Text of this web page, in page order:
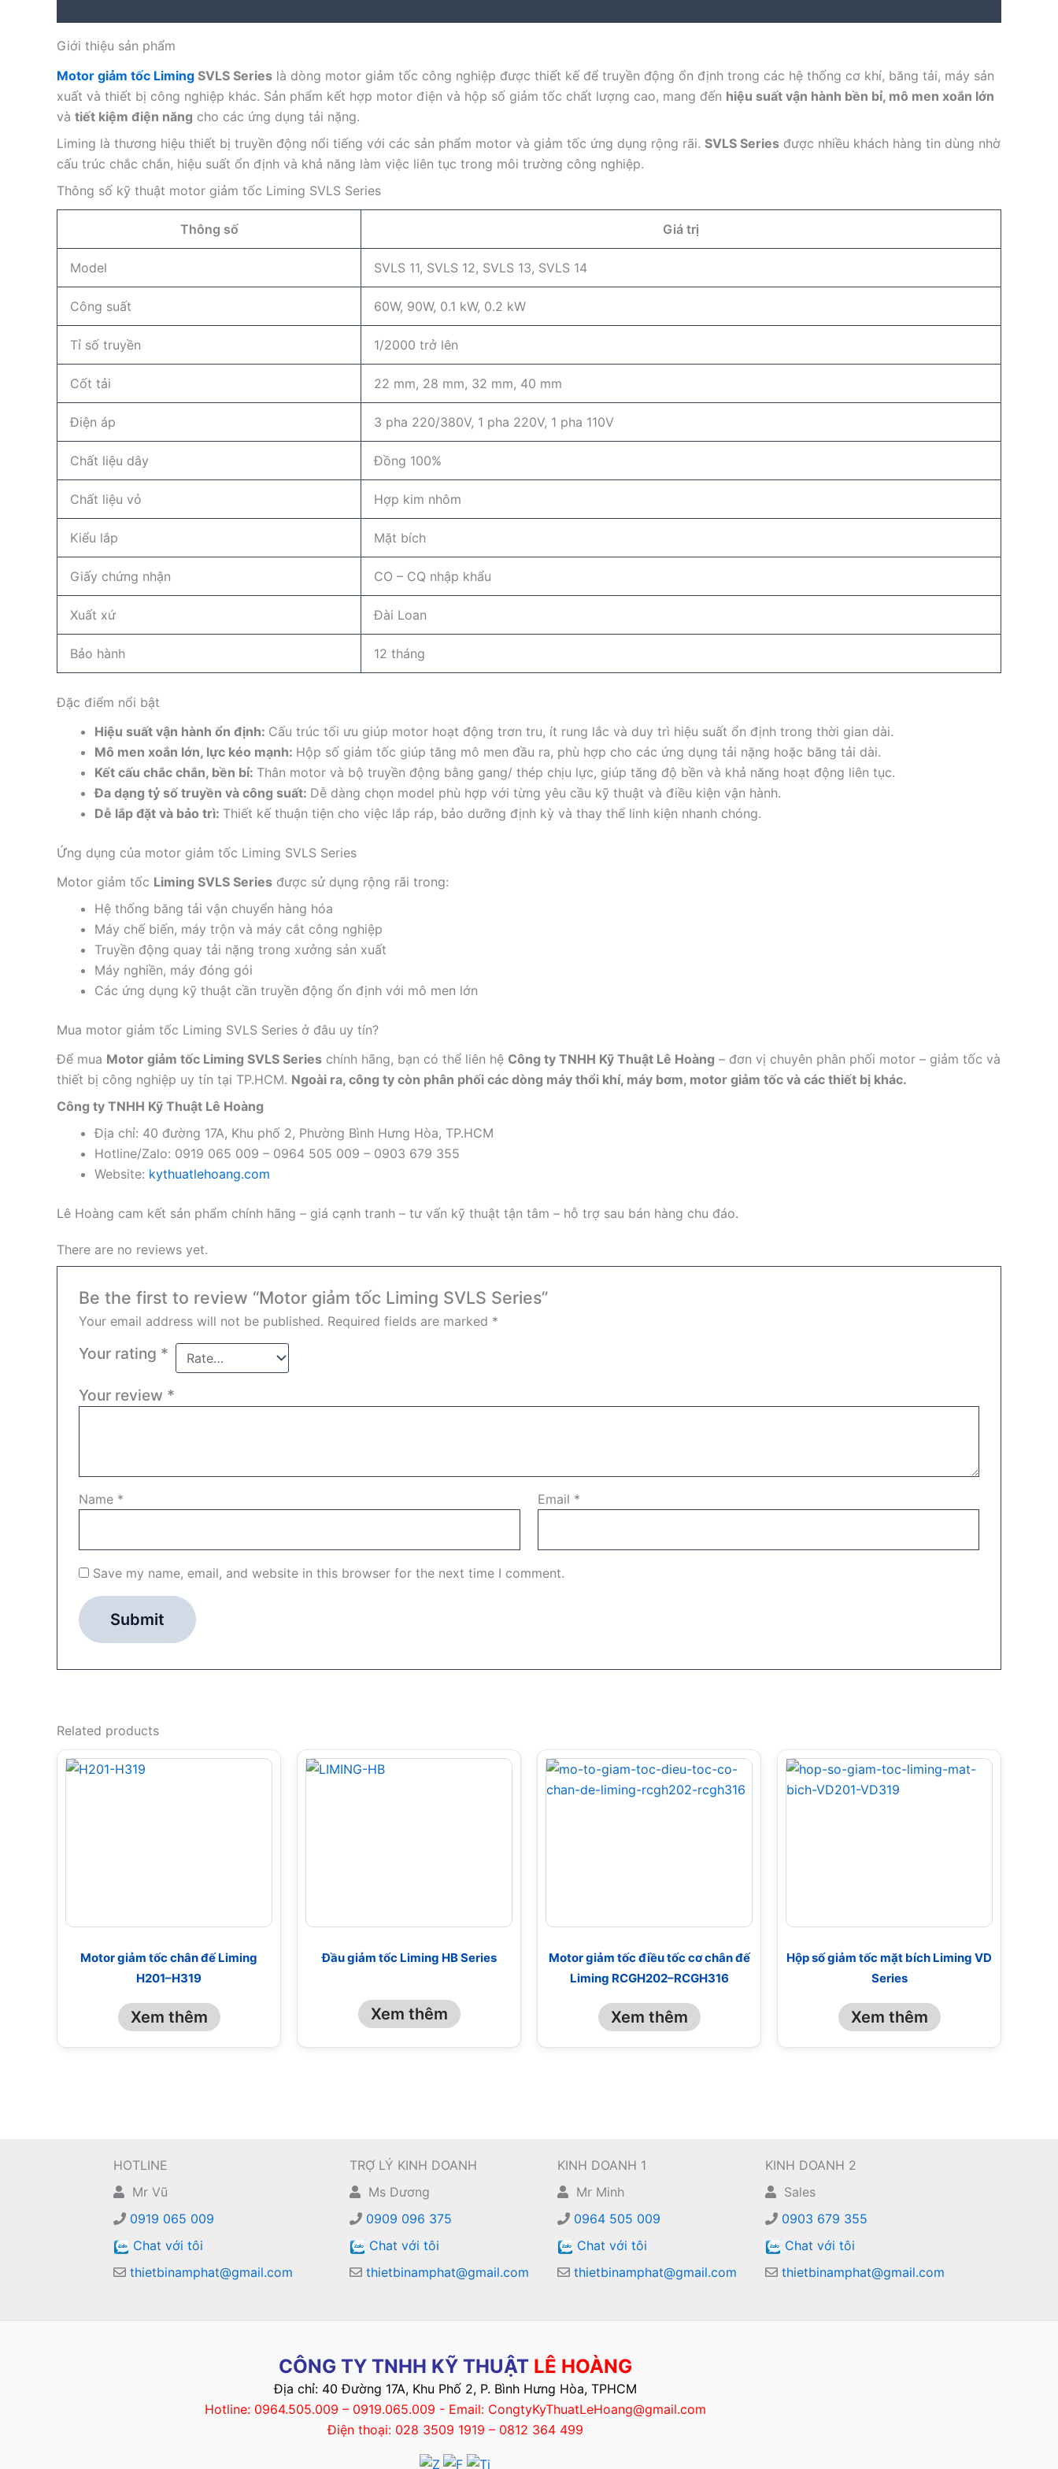
Giới thiệu sản phẩm
Motor giảm tốc Liming SVLS Series là dòng motor giảm tốc công nghiệp được thiết kế để truyền động ổn định trong các hệ thống cơ khí, băng tải, máy sản
xuất và thiết bị công nghiệp khác. Sản phẩm kết hợp motor điện và hộp số giảm tốc chất lượng cao, mang đến hiệu suất vận hành bền bỉ, mô men xoắn lớn
và tiết kiệm điện năng cho các ứng dụng tải nặng.
Liming là thương hiệu thiết bị truyền động nổi tiếng với các sản phẩm motor và giảm tốc ứng dụng rộng rãi. SVLS Series được nhiều khách hàng tin dùng nhờ
cấu trúc chắc chắn, hiệu suất ổn định và khả năng làm việc liên tục trong môi trường công nghiệp.
Thông số kỹ thuật motor giảm tốc Liming SVLS Series
Thông số Giá trị
Model SVLS 11, SVLS 12, SVLS 13, SVLS 14
Công suất 60W, 90W, 0.1 kW, 0.2 kW
Tỉ số truyền 1/2000 trở lên
Cốt tải 22 mm, 28 mm, 32 mm, 40 mm
Điện áp 3 pha 220/380V, 1 pha 220V, 1 pha 110V
Chất liệu dây Đồng 100%
Chất liệu vỏ Hợp kim nhôm
Kiểu lắp Mặt bích
Giấy chứng nhận CO – CQ nhập khẩu
Xuất xứ Đài Loan
Bảo hành 12 tháng
Đặc điểm nổi bật
Hiệu suất vận hành ổn định: Cấu trúc tối ưu giúp motor hoạt động trơn tru, ít rung lắc và duy trì hiệu suất ổn định trong thời gian dài.
Mô men xoắn lớn, lực kéo mạnh: Hộp số giảm tốc giúp tăng mô men đầu ra, phù hợp cho các ứng dụng tải nặng hoặc băng tải dài.
Kết cấu chắc chắn, bền bỉ: Thân motor và bộ truyền động bằng gang/ thép chịu lực, giúp tăng độ bền và khả năng hoạt động liên tục.
Đa dạng tỷ số truyền và công suất: Dễ dàng chọn model phù hợp với từng yêu cầu kỹ thuật và điều kiện vận hành.
Dễ lắp đặt và bảo trì: Thiết kế thuận tiện cho việc lắp ráp, bảo dưỡng định kỳ và thay thế linh kiện nhanh chóng.
Ứng dụng của motor giảm tốc Liming SVLS Series
Motor giảm tốc Liming SVLS Series được sử dụng rộng rãi trong:
Hệ thống băng tải vận chuyển hàng hóa
Máy chế biến, máy trộn và máy cắt công nghiệp
Truyền động quay tải nặng trong xưởng sản xuất
Máy nghiền, máy đóng gói
Các ứng dụng kỹ thuật cần truyền động ổn định với mô men lớn
Mua motor giảm tốc Liming SVLS Series ở đâu uy tín?
Để mua Motor giảm tốc Liming SVLS Series chính hãng, bạn có thể liên hệ Công ty TNHH Kỹ Thuật Lê Hoàng – đơn vị chuyên phân phối motor – giảm tốc và
thiết bị công nghiệp uy tín tại TP.HCM. Ngoài ra, công ty còn phân phối các dòng máy thổi khí, máy bơm, motor giảm tốc và các thiết bị khác.
Công ty TNHH Kỹ Thuật Lê Hoàng
Địa chỉ: 40 đường 17A, Khu phố 2, Phường Bình Hưng Hòa, TP.HCM
Hotline/Zalo: 0919 065 009 – 0964 505 009 – 0903 679 355
Website: kythuatlehoang.com
Lê Hoàng cam kết sản phẩm chính hãng – giá cạnh tranh – tư vấn kỹ thuật tận tâm – hỗ trợ sau bán hàng chu đáo.
There are no reviews yet.
Be the first to review “Motor giảm tốc Liming SVLS Series”
Your email address will not be published. Required fields are marked *
Your rating *
Your review *
Name * Email *
Save my name, email, and website in this browser for the next time I comment.
Related products
Motor giảm tốc chân đế Liming
H201–H319
Xem thêm
Đầu giảm tốc Liming HB Series
Xem thêm
Motor giảm tốc điều tốc cơ chân đế
Liming RCGH202–RCGH316
Xem thêm
Hộp số giảm tốc mặt bích Liming VD
Series
Xem thêm
HOTLINE
Mr Vũ
0919 065 009
Chat với tôi
thietbinamphat@gmail.com
TRỢ LÝ KINH DOANH
Ms Dương
0909 096 375
Chat với tôi
thietbinamphat@gmail.com
KINH DOANH 1
Mr Minh
0964 505 009
Chat với tôi
thietbinamphat@gmail.com
KINH DOANH 2
Sales
0903 679 355
Chat với tôi
thietbinamphat@gmail.com
CÔNG TY TNHH KỸ THUẬT LÊ HOÀNG
Địa chỉ: 40 Đường 17A, Khu Phố 2, P. Bình Hưng Hòa, TPHCM
Hotline: 0964.505.009 – 0919.065.009 - Email: CongtyKyThuatLeHoang@gmail.com
Điện thoại: 028 3509 1919 – 0812 364 499